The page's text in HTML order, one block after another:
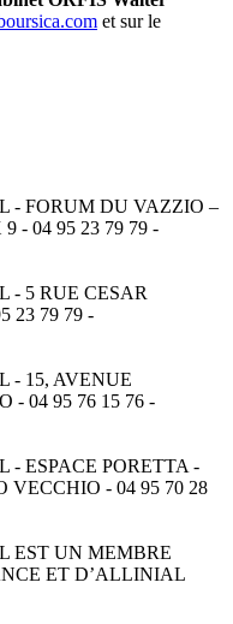
et sur le
- FORUM DU VAZZIO –
- 04 95 23 79 79 -
- 5 RUE CESAR
23 79 79 -
- 15, AVENUE
- 04 95 76 15 76 -
ESPACE PORETTA -
VECCHIO - 04 95 70 28
EST UN MEMBRE
ET D’ALLINIAL